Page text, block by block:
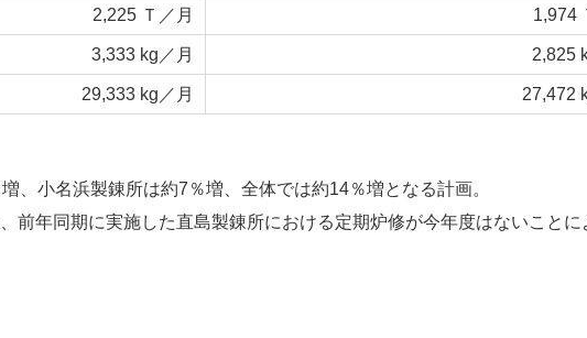
2,225 Ｔ／月 1,974
3,333 kg／月 2,825
29,333 kg／月 27,472
、小名浜製錬所は約7％増、全体では約14％増となる計画。
前年同期に実施した直島製錬所における定期炉修が今年度はないことに